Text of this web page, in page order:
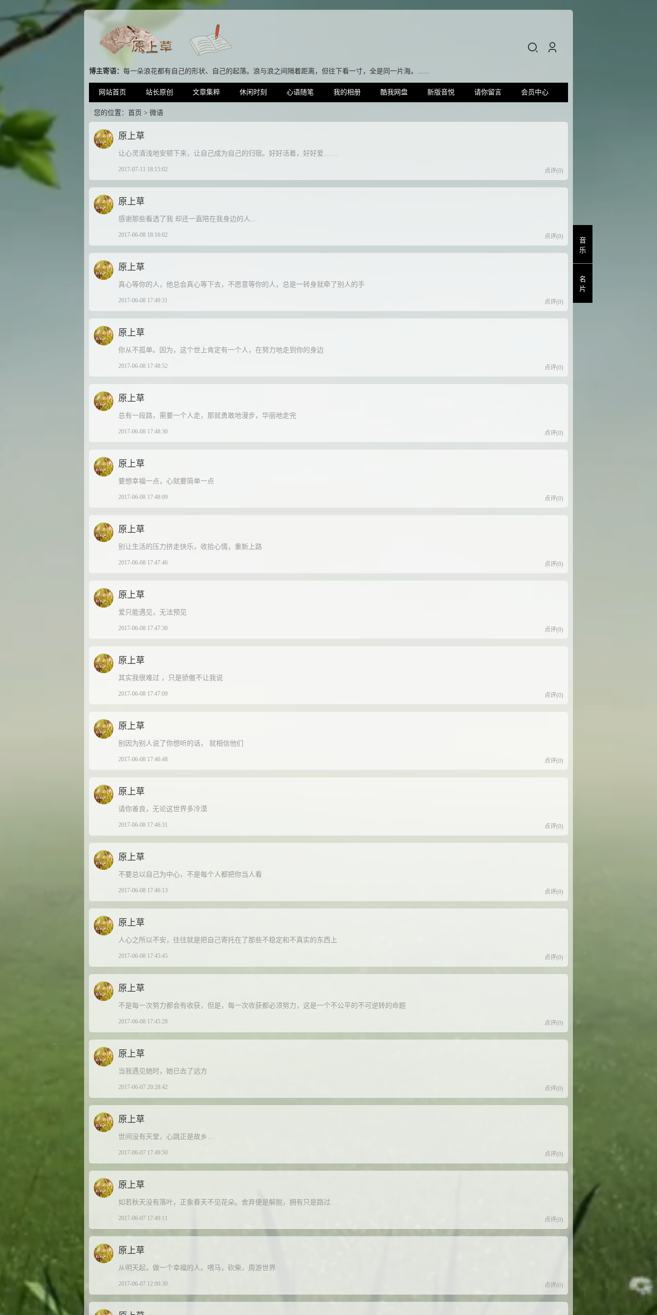
博主寄语： 每一朵浪花都有自己的形状、自己的起落。浪与浪之间隔着距离，但往下
网站首页 站长原创 文章集粹 休闲时刻 心语随笔 我的相册 酷我网盘 新版音悦 请你留言 会员中心
您的位置： 首页 > 微语
原上草
让心灵清浅地安顿下来，让自己成为自己的归宿。好好活着，好好爱……
2017-07-11 18:15:02 点评(0)
原上草
感谢那些看透了我 却还一直陪在我身边的人…
2017-06-08 18:16:02 点评(0)
原上草
真心等你的人，他总会真心等下去，不愿意等你的人，总是一转身就牵了别人的手
2017-06-08 17:49:31 点评(0)
原上草
你从不孤单。因为，这个世上肯定有一个人，在努力地走到你的身边
2017-06-08 17:48:52 点评(0)
原上草
总有一段路，需要一个人走，那就勇敢地漫步，华丽地走完
2017-06-08 17:48:30 点评(0)
原上草
要想幸福一点，心就要简单一点
2017-06-08 17:48:09 点评(0)
原上草
别让生活的压力挤走快乐，收拾心情，重新上路
2017-06-08 17:47:46 点评(0)
原上草
爱只能遇见，无法预见
2017-06-08 17:47:30 点评(0)
原上草
其实我很难过 ，只是骄傲不让我说
2017-06-08 17:47:09 点评(0)
原上草
别因为别人说了你想听的话， 就相信他们
2017-06-08 17:46:48 点评(0)
原上草
请你善良，无论这世界多冷漠
2017-06-08 17:46:31 点评(0)
原上草
不要总以自己为中心，不是每个人都把你当人看
2017-06-08 17:46:13 点评(0)
原上草
人心之所以不安，往往就是把自己寄托在了那些不稳定和不真实的东西上
2017-06-08 17:45:45 点评(0)
原上草
不是每一次努力都会有收获，但是，每一次收获都必须努力，这是一个不公平的不可逆转的命题
2017-06-08 17:45:28 点评(0)
原上草
当我遇见她时，她已去了远方
2017-06-07 20:28:42 点评(0)
原上草
世间没有天堂，心跳正是故乡…
2017-06-07 17:49:50 点评(0)
原上草
如若秋天没有落叶，正象春天不见花朵。舍弃便是解脱，拥有只是路过…
2017-06-07 17:49:11 点评(0)
原上草
从明天起，做一个幸福的人。喂马，砍柴，周游世界
2017-06-07 12:09:30 点评(0)
音
乐
名
片